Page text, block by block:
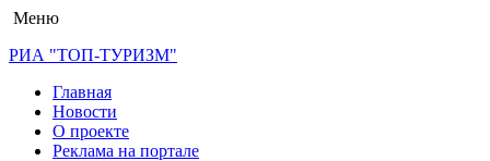
Меню
РИА "ТОП-ТУРИЗМ"
Главная
Новости
О проекте
Реклама на портале